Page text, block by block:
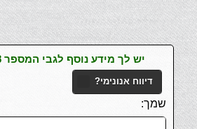
יש לך מידע נוסף לגבי המספר 071-5317208?
דיווח אנונימי?
שמך: